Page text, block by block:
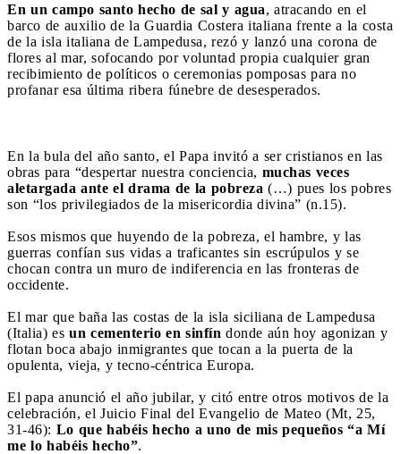
En un campo santo hecho de sal y agua, atracando en el
barco de auxilio de la Guardia Costera italiana frente a la costa
de la isla italiana de Lampedusa, rezó y lanzó una corona de
flores al mar, sofocando por voluntad propia cualquier gran
recibimiento de políticos o ceremonias pomposas para no
profanar esa última ribera fúnebre de desesperados.
En la bula del año santo, el Papa invitó a ser cristianos en las
obras para “despertar nuestra conciencia, muchas veces
aletargada ante el drama de la pobreza (…) pues los pobres
son “los privilegiados de la misericordia divina” (n.15).
Esos mismos que huyendo de la pobreza, el hambre, y las
guerras confían sus vidas a traficantes sin escrúpulos y se
chocan contra un muro de indiferencia en las fronteras de
occidente.
El mar que baña las costas de la isla siciliana de Lampedusa
(Italia) es un cementerio en sinfín donde aún hoy agonizan y
flotan boca abajo inmigrantes que tocan a la puerta de la
opulenta, vieja, y tecno-céntrica Europa.
El papa anunció el año jubilar, y citó entre otros motivos de la
celebración, el Juicio Final del Evangelio de Mateo (Mt, 25,
31-46): Lo que habéis hecho a uno de mis pequeños “a Mí
me lo habéis hecho”.